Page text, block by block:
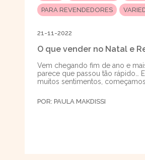
PARA REVENDEDORES
21-11-2022
O que vender no Natal e
Vem chegando fim de ano e
parece que passou tão rápido…
muitos sentimentos, começamos
POR: PAULA MAKDISSI